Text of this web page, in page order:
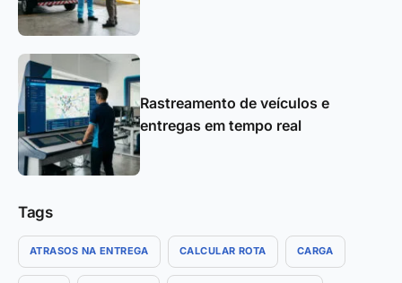
Rastreamento de veículos e
entregas em tempo real
Tags
ATRASOS NA ENTREGA CALCULAR ROTA CARGA